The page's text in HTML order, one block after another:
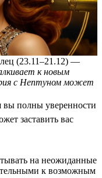
(23.11–21.12) —
к новым
с Нептуном может
вы полны уверенности
заставить вас
на неожиданные
к возможным